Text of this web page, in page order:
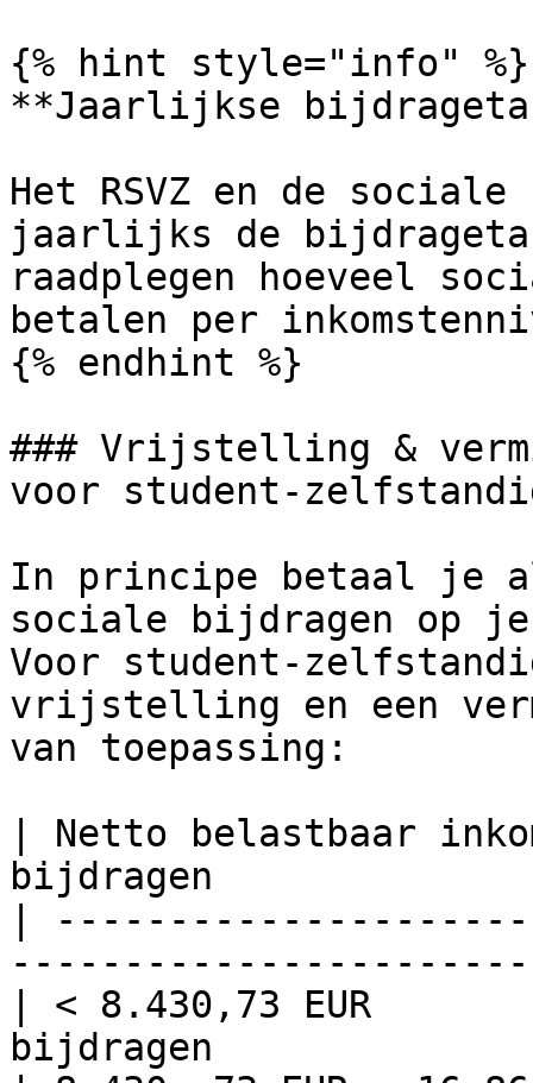
{% hint style="info" %}
**Jaarlijkse
Het RSVZ en de
jaarlijks de
raadplegen hoeveel
betalen per
{% endhint %}
### Vrijstelling &
voor student-
In principe betaal je
sociale bijdragen op
Voor student-
vrijstelling en een
van toepassing:
| Netto belastbaar
bijdragen
|
| < 8.430,73 EUR
bijdragen